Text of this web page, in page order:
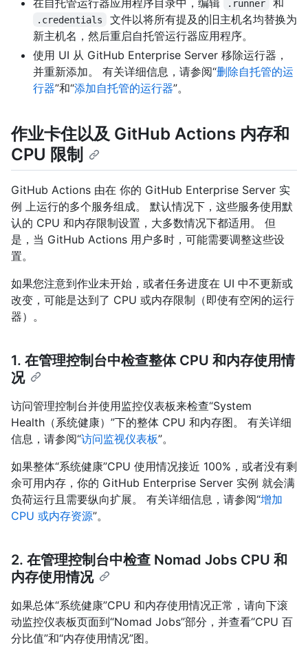
.runner
.credentials
文件以将所有提及的旧主机名均替换为
新主机名，然后重启自托管运行器应用程序。
使用 UI 从 GitHub Enterprise Server 移除运行器，
并重新添加。 有关详细信息，请参阅“删除自托管的运
行器”和“添加自托管的运行器”。
作业卡住以及 GitHub Actions 内存和
CPU 限制
GitHub Actions 由在 你的 GitHub Enterprise Server 实
例 上运行的多个服务组成。 默认情况下，这些服务使用默
认的 CPU 和内存限制设置，大多数情况下都适用。 但
是，当 GitHub Actions 用户多时，可能需要调整这些设
置。
如果您注意到作业未开始，或者任务进度在 UI 中不更新或
改变，可能是达到了 CPU 或内存限制（即使有空闲的运行
器）。
1. 在管理控制台中检查整体 CPU 和内存使用情
况
访问管理控制台并使用监控仪表板来检查“System
Health（系统健康）”下的整体 CPU 和内存图。 有关详细
信息，请参阅“访问监视仪表板”。
如果整体“系统健康”CPU 使用情况接近 100%，或者没有剩
余可用内存，你的 GitHub Enterprise Server 实例 就会满
负荷运行且需要纵向扩展。 有关详细信息，请参阅“增加
CPU 或内存资源”。
2. 在管理控制台中检查 Nomad Jobs CPU 和
内存使用情况
如果总体“系统健康”CPU 和内存使用情况正常，请向下滚
动监控仪表板页面到“Nomad Jobs”部分，并查看“CPU 百
分比值”和“内存使用情况”图。